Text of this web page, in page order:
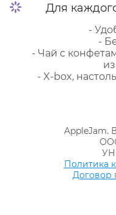
Для
-
-
- Чай с
- X-box,
AppleJam.
Политика
Договор